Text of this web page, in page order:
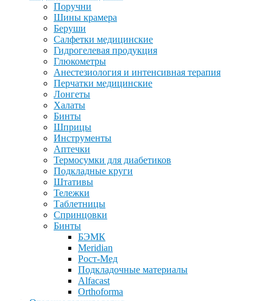
Поручни
Шины крамера
Беруши
Салфетки медицинские
Гидрогелевая продукция
Глюкометры
Анестезиология и интенсивная терапия
Перчатки медицинские
Лонгеты
Халаты
Бинты
Шприцы
Инструменты
Аптечки
Термосумки для диабетиков
Подкладные круги
Штативы
Тележки
Таблетницы
Спринцовки
Бинты
БЭМК
Meridian
Рост-Мед
Подкладочные материалы
Alfacast
Orthoforma